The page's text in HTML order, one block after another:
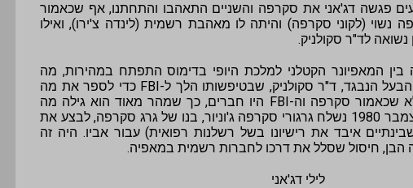
פגשה דג'אני את סקרפה והשניים התאהבו והתחתנו, אף שכאמור
נשוי (לקוני סקרפה) והיתה לו מאהבת רשמית (לינדה צ'ירו), ואילו
נשואה לד"ר סקולניק.
המאפיונר הקטלני למלכת היופי בדימוס התפתח במהירות, מה
שכמובן לא מצא חן בעיני הבעל הנבגד, ד"ר סקולניק, שבטיפשותו הלך ל-FBI כדי לספר את מה
אלא שכאמור סקרפה וה-FBI היו חברים, כך שמהר מאוד הוא גילה מה
הד"ר סיפר עליו. בחודש דצמבר 1980 נשלח גרגורי סקרפה ג'וניור, בנו של גרג סקרפה, לבצע את
איבד את רישיונו בשל רשלנות רפואית) עבור אביו. היה זה
הבן, חיסול שסלל את דרכו לחברות רשמית במאפיה.
לילי דג'אני